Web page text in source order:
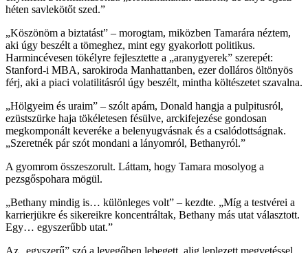
héten savlekötőt szed.”
„Köszönöm a biztatást” – morogtam, miközben Tamarára néztem,
aki úgy beszélt a tömeghez, mint egy gyakorlott politikus.
Harmincévesen tökélyre fejlesztette a „aranygyerek” szerepét:
Stanford-i MBA, sarokiroda Manhattanben, ezer dolláros öltönyös
férj, aki a piaci volatilitásról úgy beszélt, mintha költészetet szavalna.
„Hölgyeim és uraim” – szólt apám, Donald hangja a pulpitusról,
ezüstszürke haja tökéletesen fésülve, arckifejezése gondosan
megkomponált keveréke a belenyugvásnak és a csalódottságnak.
„Szeretnék pár szót mondani a lányomról, Bethanyról.”
A gyomrom összeszorult. Láttam, hogy Tamara mosolyog a
pezsgőspohara mögül.
„Bethany mindig is… különleges volt” – kezdte. „Míg a testvérei a
karrierjükre és sikereikre koncentráltak, Bethany más utat választott.
Egy… egyszerűbb utat.”
Az „egyszerű” szó a levegőben lebegett, alig leplezett megvetéssel.